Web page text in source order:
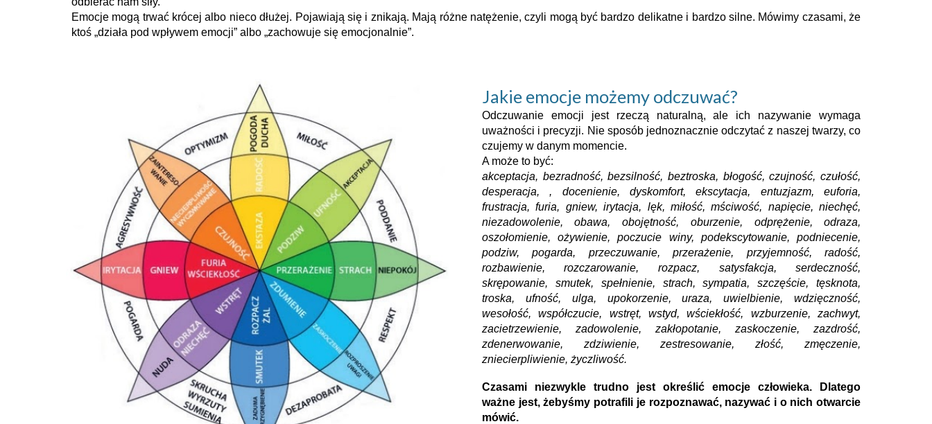
Emocje mogą trwać krócej albo nieco dłużej. Pojawiają się i znikają. Mają różne natężenie, czyli mogą być bardzo delikatne i bardzo silne. Mówimy czasami, że
ktoś „działa pod wpływem emocji” albo „zachowuje się emocjonalnie”.
Jakie emocje możemy odczuwać?
Odczuwanie emocji jest rzeczą naturalną, ale ich nazywanie wymaga
uważności i precyzji. Nie sposób jednoznacznie odczytać z naszej twarzy, co
czujemy w danym momencie.
A może to być:
akceptacja, bezradność, bezsilność, beztroska, błogość, czujność, czułość,
desperacja, , docenienie, dyskomfort, ekscytacja, entuzjazm, euforia,
frustracja, furia, gniew, irytacja, lęk, miłość, mściwość, napięcie, niechęć,
niezadowolenie, obawa, obojętność, oburzenie, odprężenie, odraza,
oszołomienie, ożywienie, poczucie winy, podekscytowanie, podniecenie,
podziw, pogarda, przeczuwanie, przerażenie, przyjemność, radość,
rozbawienie, rozczarowanie, rozpacz, satysfakcja, serdeczność,
skrępowanie, smutek, spełnienie, strach, sympatia, szczęście, tęsknota,
troska, ufność, ulga, upokorzenie, uraza, uwielbienie, wdzięczność,
wesołość, współczucie, wstręt, wstyd, wściekłość, wzburzenie, zachwyt,
zacietrzewienie, zadowolenie, zakłopotanie, zaskoczenie, zazdrość,
zdenerwowanie, zdziwienie, zestresowanie, złość, zmęczenie,
zniecierpliwienie, życzliwość.
Czasami niezwykle trudno jest określić emocje człowieka. Dlatego
ważne jest, żebyśmy potrafili je rozpoznawać, nazywać i o nich otwarcie
mówić.